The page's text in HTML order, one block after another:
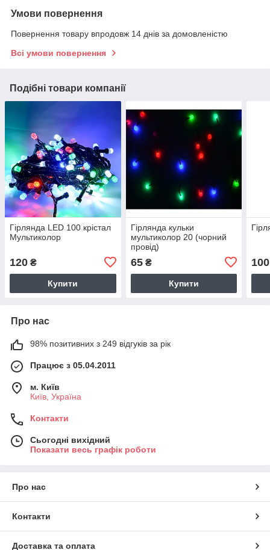
Умови повернення
Повернення товару впродовж 14 днів за домовленістю
Всі умови повернення
Подібні товари компанії
Гірлянда LED 100 крістал
Мультиколор
120 ₴
Купити
Гірлянда кульки
мультиколор 20 (чорний
провід)
65₴
Купити
100
Про нас
98% позитивних з 249 відгуків за рік
Працює з 05.04.2011
м. Київ
Київ, Україна
Контакти
Сьогодні вихідний
Показати весь графік роботи
Про нас
Контакти
Доставка та оплата